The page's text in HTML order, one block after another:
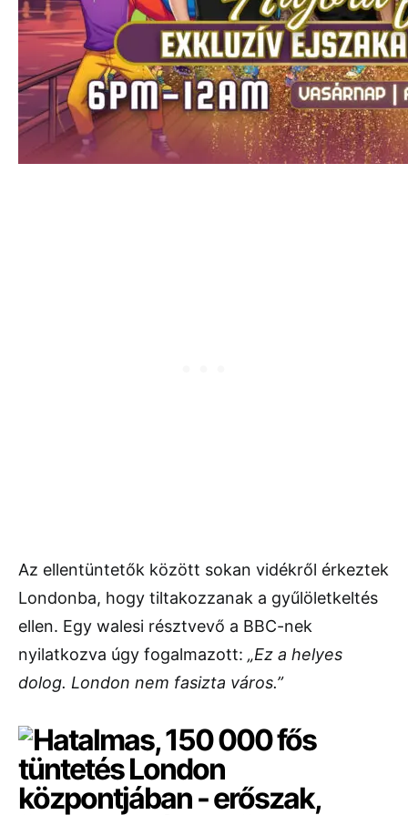
Az ellentüntetők között sokan vidékről érkeztek
Londonba, hogy tiltakozzanak a gyűlöletkeltés
ellen. Egy walesi résztvevő a BBC-nek
nyilatkozva úgy fogalmazott: „Ez a helyes
dolog. London nem fasizta város.”